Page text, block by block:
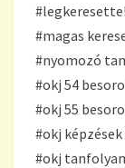
#magas
#nyomozó
#okj 54
#okj 55
#okj
#okj